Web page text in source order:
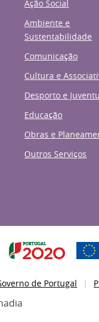
Ação Social
Ambiente e
Sustentabilidade
Comunicação
Cultura e
Desporto e
Educação
Obras e
Outros Serviços
de Portugal